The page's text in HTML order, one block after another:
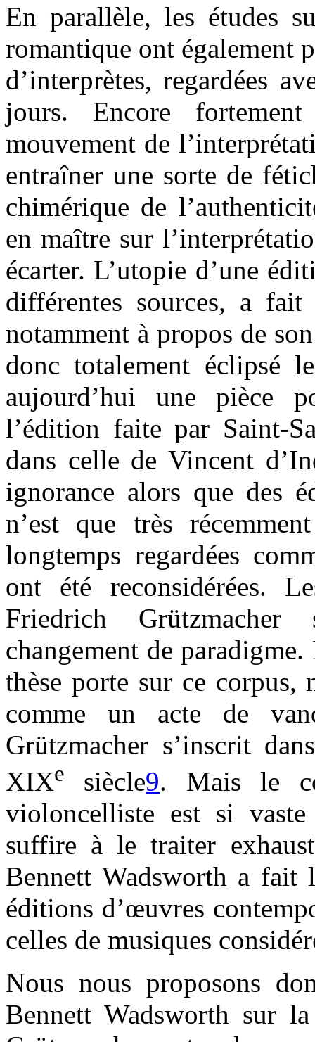
En parallèle, les études
romantique ont également
d’interprètes, regardées
jours. Encore
mouvement de
entraîner une sorte de
chimérique de
en maître sur
écarter. L’utopie d’une
différentes sources, a fait
notamment à propos de
donc totalement éclipsé
aujourd’hui une pièce
l’édition faite par Saint-
dans celle de Vincent
ignorance alors que des
n’est que très
longtemps regardées
ont été reconsidérées.
Friedrich
changement de
thèse porte sur ce corpus,
comme un acte de
Grützmacher s’inscrit
XIXe siècle9. Mais le
violoncelliste est si
suffire à le traiter
Bennett Wadsworth a fait
éditions d’œuvres
celles de musiques
Nous nous proposons
Bennett Wadsworth sur